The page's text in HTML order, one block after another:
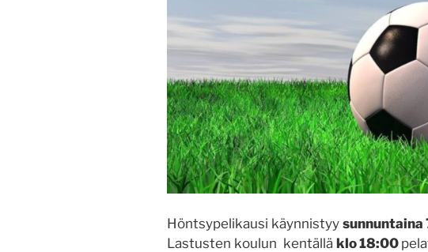
Höntsypelikausi käynnistyy
Lastusten koulun kentälläklo 18:00